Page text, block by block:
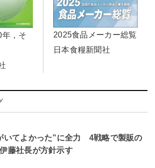
，そ
2025食品メーカー総覧
日本食糧新聞社
いてよかった”に全力 4戦略で製販の
藤社長が方針示す